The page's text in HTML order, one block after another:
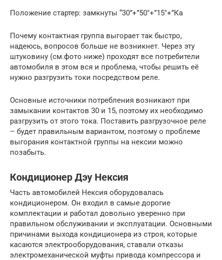
Положение стартер: замкнуты “30”+”50″+”15″+”Кa
Почему контактная группа выгорает так быстро,
надеюсь, вопросов больше не возникнет. Через эту
штуковину (см.фото ниже) проходят все потребители
автомобиля в этом вся и проблема, чтобы решить её
нужно разгрузить токи посредством реле.
Основные источники потребления возникают при
замыкании контактов 30 и 15, поэтому их необходимо
разгрузить от этого тока. Поставить разгрузочное реле
– будет правильным вариантом, поэтому о проблеме
выгорания контактной группы на нексии можно
позабыть.
Кондиционер Дэу Нексия
Часть автомобилей Нексия оборудовалась
кондиционером. Он входил в самые дорогие
комплектации и работал довольно уверенно при
правильном обслуживании и эксплуатации. Основными
причинами выхода кондиционера из строя, которые
касаются электрооборудования, ставали отказы
электромеханической муфты привода компрессора и